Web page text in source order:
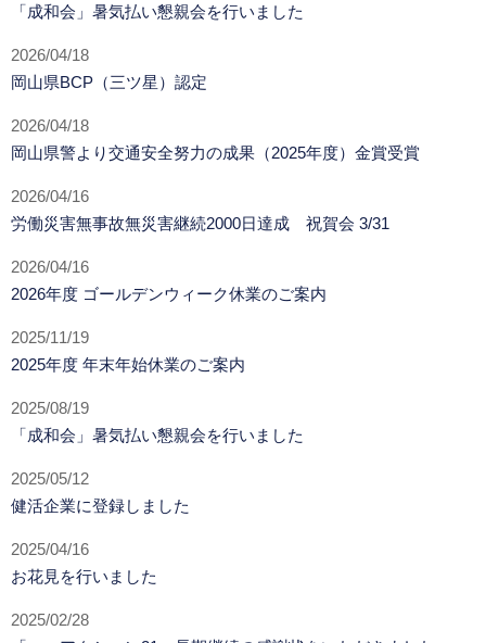
「成和会」暑気払い懇親会を行いました
2026/04/18
岡山県BCP（三ツ星）認定
2026/04/18
岡山県警より交通安全努力の成果（2025年度）金賞受賞
2026/04/16
労働災害無事故無災害継続2000日達成 祝賀会 3/31
2026/04/16
2026年度 ゴールデンウィーク休業のご案内
2025/11/19
2025年度 年末年始休業のご案内
2025/08/19
「成和会」暑気払い懇親会を行いました
2025/05/12
健活企業に登録しました
2025/04/16
お花見を行いました
2025/02/28